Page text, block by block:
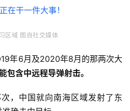
区域 图自社交媒体
年6月及2020年8月的那两次大
包含中远程导弹射击。
，中国就向南海区域发射了东